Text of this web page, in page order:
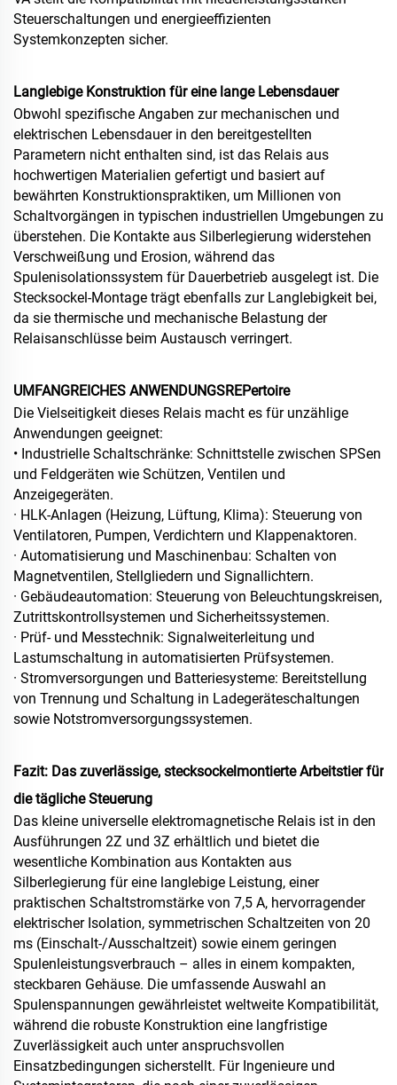
Steuerschaltungen und energieeffizienten
Systemkonzepten sicher.
Langlebige Konstruktion für eine lange Lebensdauer
Obwohl spezifische Angaben zur mechanischen und
elektrischen Lebensdauer in den bereitgestellten
Parametern nicht enthalten sind, ist das Relais aus
hochwertigen Materialien gefertigt und basiert auf
bewährten Konstruktionspraktiken, um Millionen von
Schaltvorgängen in typischen industriellen Umgebungen zu
überstehen. Die Kontakte aus Silberlegierung widerstehen
Verschweißung und Erosion, während das
Spulenisolationssystem für Dauerbetrieb ausgelegt ist. Die
Stecksockel-Montage trägt ebenfalls zur Langlebigkeit bei,
da sie thermische und mechanische Belastung der
Relaisanschlüsse beim Austausch verringert.
UMFANGREICHES ANWENDUNGSREPertoire
Die Vielseitigkeit dieses Relais macht es für unzählige
Anwendungen geeignet:
• Industrielle Schaltschränke: Schnittstelle zwischen SPSen
und Feldgeräten wie Schützen, Ventilen und
Anzeigegeräten.
· HLK-Anlagen (Heizung, Lüftung, Klima): Steuerung von
Ventilatoren, Pumpen, Verdichtern und Klappenaktoren.
· Automatisierung und Maschinenbau: Schalten von
Magnetventilen, Stellgliedern und Signallichtern.
· Gebäudeautomation: Steuerung von Beleuchtungskreisen,
Zutrittskontrollsystemen und Sicherheitssystemen.
· Prüf- und Messtechnik: Signalweiterleitung und
Lastumschaltung in automatisierten Prüfsystemen.
· Stromversorgungen und Batteriesysteme: Bereitstellung
von Trennung und Schaltung in Ladegeräteschaltungen
sowie Notstromversorgungssystemen.
Fazit: Das zuverlässige, stecksockelmontierte Arbeitstier für
die tägliche Steuerung
Das kleine universelle elektromagnetische Relais ist in den
Ausführungen 2Z und 3Z erhältlich und bietet die
wesentliche Kombination aus Kontakten aus
Silberlegierung für eine langlebige Leistung, einer
praktischen Schaltstromstärke von 7,5 A, hervorragender
elektrischer Isolation, symmetrischen Schaltzeiten von 20
ms (Einschalt-/Ausschaltzeit) sowie einem geringen
Spulenleistungsverbrauch – alles in einem kompakten,
steckbaren Gehäuse. Die umfassende Auswahl an
Spulenspannungen gewährleistet weltweite Kompatibilität,
während die robuste Konstruktion eine langfristige
Zuverlässigkeit auch unter anspruchsvollen
Einsatzbedingungen sicherstellt. Für Ingenieure und